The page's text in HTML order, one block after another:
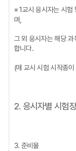
※ 1교시 응시자는 시
며,
그 외 응시자는 해당
합니다.
(매 교시 시험 시작종
2. 응시자별 시험
3. 준비물